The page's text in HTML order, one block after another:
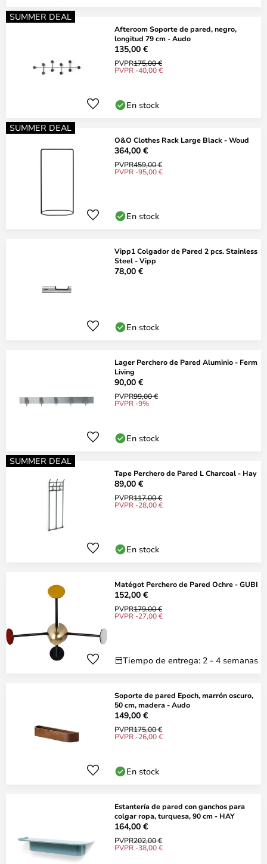
SUMMER DEAL
Afteroom Soporte de pared, negro,
longitud 79 cm - Audo
135,00 €
PVPR175,00 €
PVPR -40,00 €
En stock
SUMMER DEAL
O&O Clothes Rack Large Black - Woud
364,00 €
PVPR459,00 €
PVPR -95,00 €
En stock
Vipp1 Colgador de Pared 2 pcs. Stainless
Steel - Vipp
78,00 €
En stock
Lager Perchero de Pared Aluminio - Ferm
Living
90,00 €
PVPR99,00 €
PVPR -9%
En stock
SUMMER DEAL
Tape Perchero de Pared L Charcoal - Hay
89,00 €
PVPR117,00 €
PVPR -28,00 €
En stock
Matégot Perchero de Pared Ochre - GUBI
152,00 €
PVPR179,00 €
PVPR -27,00 €
Tiempo de entrega: 2 - 4 semanas
Soporte de pared Epoch, marrón oscuro,
50 cm, madera - Audo
149,00 €
PVPR175,00 €
PVPR -26,00 €
En stock
Estantería de pared con ganchos para
colgar ropa, turquesa, 90 cm - HAY
164,00 €
PVPR202,00 €
PVPR -38,00 €